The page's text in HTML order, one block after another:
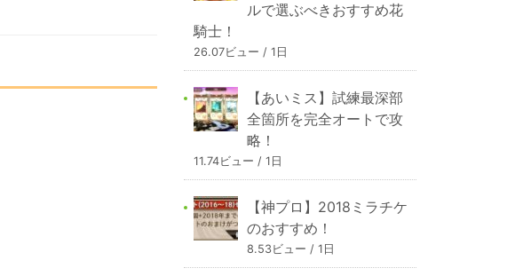
ルで選ぶべきおすすめ花
騎士！
26.07ビュー / 1日
【あいミス】試練最深部
全箇所を完全オートで攻
略！
11.74ビュー / 1日
【神プロ】2018ミラチケ
のおすすめ！
8.53ビュー / 1日